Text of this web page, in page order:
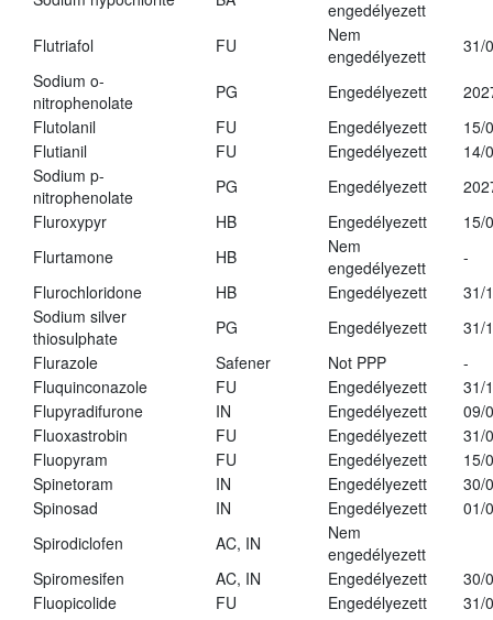
engedélyezett
Flutriafol
FU
Nem
engedélyezett
31/
Sodium o-
nitrophenolate
PG Engedélyezett
Flutolanil
FU Engedélyezett
15/
Flutianil
FU Engedélyezett
14/
Sodium p-
nitrophenolate
PG Engedélyezett
Fluroxypyr
HB Engedélyezett
15/
Flurtamone
HB
Nem
engedélyezett
-
Flurochloridone
HB Engedélyezett
31/
Sodium silver
thiosulphate
PG Engedélyezett
31/
Flurazole
Safener Not PPP
-
Fluquinconazole
FU Engedélyezett
31/
Flupyradifurone
IN Engedélyezett
09/
Fluoxastrobin
FU Engedélyezett
31/
Fluopyram
FU Engedélyezett
15/
Spinetoram
IN Engedélyezett
30/
Spinosad
IN Engedélyezett
01/
Spirodiclofen
AC, IN
Nem
engedélyezett
Spiromesifen
AC, IN Engedélyezett
30/
Fluopicolide
FU Engedélyezett
31/